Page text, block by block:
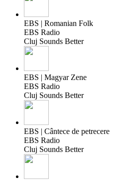
EBS | Romanian Folk
EBS Radio
Cluj Sounds Better
EBS | Magyar Zene
EBS Radio
Cluj Sounds Better
EBS | Cântece de petrecere
EBS Radio
Cluj Sounds Better